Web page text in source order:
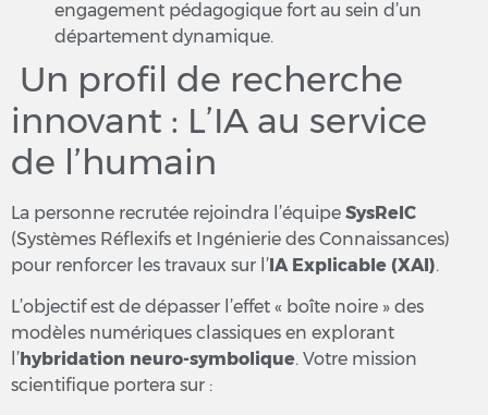
engagement pédagogique fort au sein d’un
département dynamique.
Un profil de recherche
innovant : L’IA au service
de l’humain
La personne recrutée rejoindra l’équipe SysReIC
(Systèmes Réflexifs et Ingénierie des Connaissances)
pour renforcer les travaux sur l’IA Explicable (XAI).
L’objectif est de dépasser l’effet « boîte noire » des
modèles numériques classiques en explorant
l’hybridation neuro-symbolique. Votre mission
scientifique portera sur :